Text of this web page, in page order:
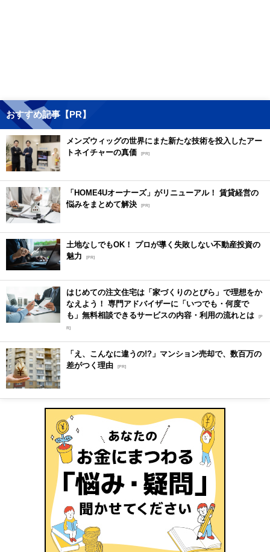
おすすめ記事【PR】
メンズウィッグの世界にまた新たな技術を投入したアー
トネイチャーの真価 [PR]
「HOME4Uオーナーズ」がリニューアル！ 賃貸経営の
悩みをまとめて解決 [PR]
土地なしでもOK！ プロが導く失敗しない不動産投資の
魅力
[PR]
はじめての注文住宅は「家づくりのとびら」で理想をか
なえよう！ 専門アドバイザーに「いつでも・何度で
も」無料相談できるサービスの内容・利用の流れとは [P
R]
「え、こんなに違うの!?」マンション売却で、数百万の
差がつく理由 [PR]